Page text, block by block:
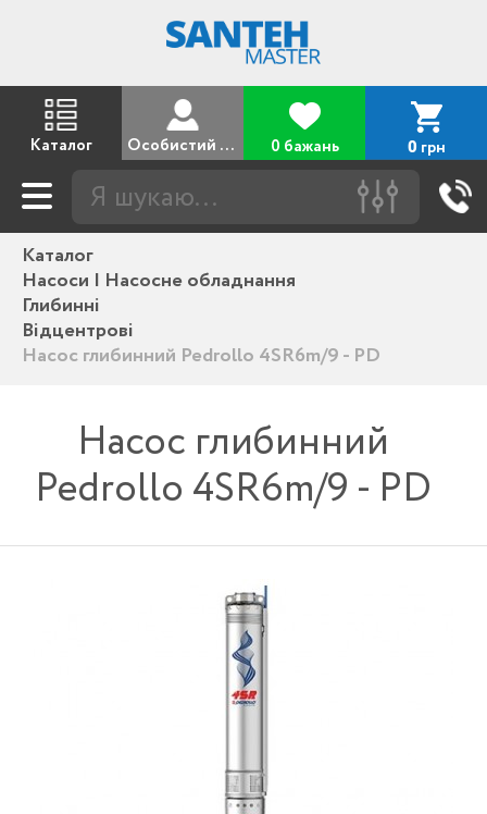
Каталог Особистий кабінет 0 бажань 0 грн
Каталог
Насоси | Насосне обладнання
Глибинні
Відцентрові
Насос глибинний Pedrollo 4SR6m/9 - PD
Насос глибинний
Pedrollo 4SR6m/9 - PD